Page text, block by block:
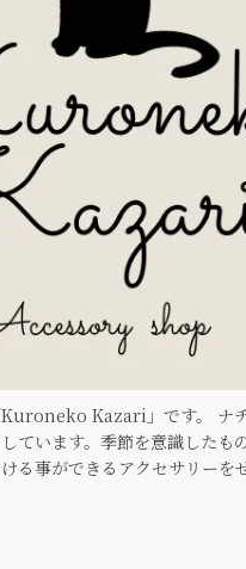
Kuroneko Kazari」です。 ナ
ています。季節を意識したも
る事ができるアクセサリーを